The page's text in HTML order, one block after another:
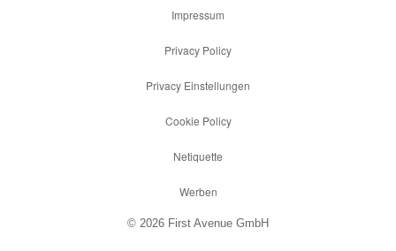
Impressum
Privacy Policy
Privacy Einstellungen
Cookie Policy
Netiquette
Werben
© 2026 First Avenue GmbH